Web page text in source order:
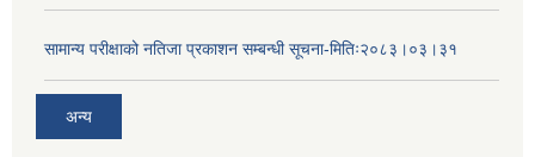
सामान्य परीक्षाको नतिजा प्रकाशन सम्बन्धी सूचना-मितिः२०८३।०३।३१
अन्य